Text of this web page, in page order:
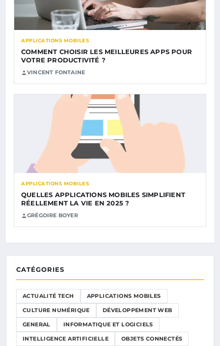
APPLICATIONS MOBILES
COMMENT CHOISIR LES MEILLEURES APPS POUR
VOTRE PRODUCTIVITÉ ?
VINCENT FONTAINE
APPLICATIONS MOBILES
QUELLES APPLICATIONS MOBILES SIMPLIFIENT
RÉELLEMENT LA VIE EN 2025 ?
GRÉGOIRE BOYER
CATÉGORIES
ACTUALITÉ TECH APPLICATIONS MOBILES
CULTURE NUMÉRIQUE DÉVELOPPEMENT WEB
GENERAL INFORMATIQUE ET LOGICIELS
INTELLIGENCE ARTIFICIELLE OBJETS CONNECTÉS